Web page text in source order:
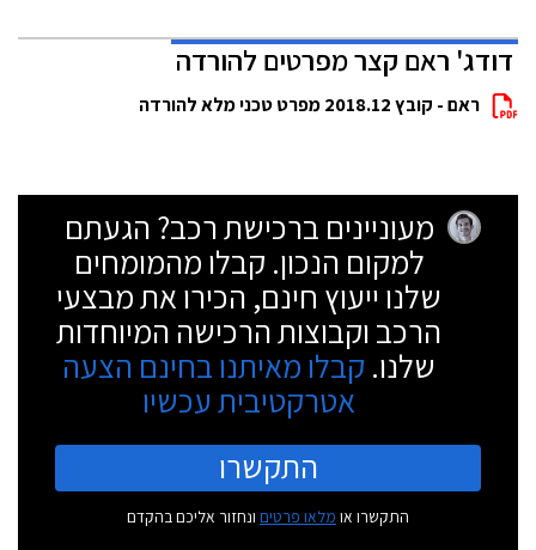
דודג' ראם קצר מפרטים להורדה
ראם - קובץ 2018.12 מפרט טכני מלא להורדה
מעוניינים ברכישת רכב? הגעתם
למקום הנכון. קבלו מהמומחים
שלנו ייעוץ חינם, הכירו את מבצעי
הרכב וקבוצות הרכישה המיוחדות
שלנו. קבלו מאיתנו בחינם הצעה
אטרקטיבית עכשיו
התקשרו
התקשרו או מלאו פרטים ונחזור אליכם בהקדם